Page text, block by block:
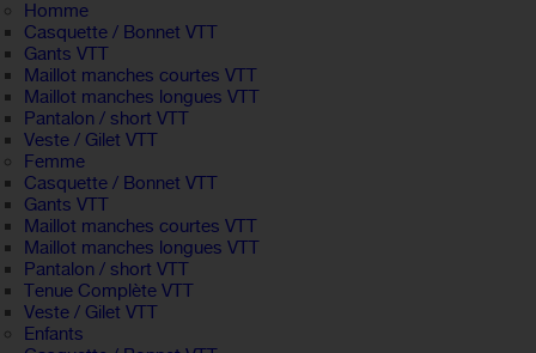
Homme
Casquette / Bonnet VTT
Gants VTT
Maillot manches courtes VTT
Maillot manches longues VTT
Pantalon / short VTT
Veste / Gilet VTT
Femme
Casquette / Bonnet VTT
Gants VTT
Maillot manches courtes VTT
Maillot manches longues VTT
Pantalon / short VTT
Tenue Complète VTT
Veste / Gilet VTT
Enfants